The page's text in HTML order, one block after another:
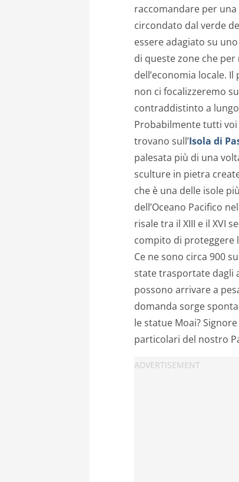
raccomandare per
circondato dal verde
essere adagiato su
di queste zone che
dell’economia locale.
non ci focalizzeremo
contraddistinto a
Probabilmente tutti
trovano sull’Isola di
palesata più di una
sculture in pietra
che è una delle isole
dell’Oceano Pacifico
risale tra il XIII e il XVI
compito di proteggere
Ce ne sono circa 900
state trasportate dagli
possono arrivare a
domanda sorge
le statue Moai?
particolari del nostro